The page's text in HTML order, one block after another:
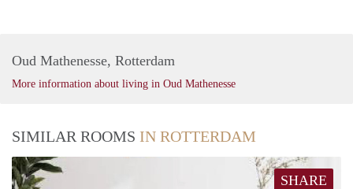
Oud Mathenesse, Rotterdam
More information about living in Oud Mathenesse
SIMILAR ROOMS IN ROTTERDAM
SHARE